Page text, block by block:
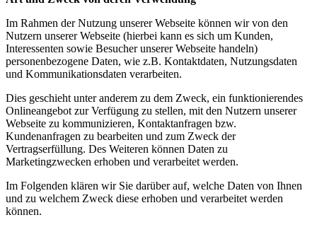
Im Rahmen der Nutzung unserer Webseite können wir von den
Nutzern unserer Webseite (hierbei kann es sich um Kunden,
Interessenten sowie Besucher unserer Webseite handeln)
personenbezogene Daten, wie z.B. Kontaktdaten, Nutzungsdaten
und Kommunikationsdaten verarbeiten.
Dies geschieht unter anderem zu dem Zweck, ein funktionierendes
Onlineangebot zur Verfügung zu stellen, mit den Nutzern unserer
Webseite zu kommunizieren, Kontaktanfragen bzw.
Kundenanfragen zu bearbeiten und zum Zweck der
Vertragserfüllung. Des Weiteren können Daten zu
Marketingzwecken erhoben und verarbeitet werden.
Im Folgenden klären wir Sie darüber auf, welche Daten von Ihnen
und zu welchem Zweck diese erhoben und verarbeitet werden
können.